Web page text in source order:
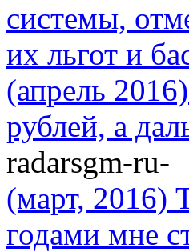
системы,
их льгот и
(апрель
рублей, а
radarsgm-ru-
(март, 2016)
годами мне